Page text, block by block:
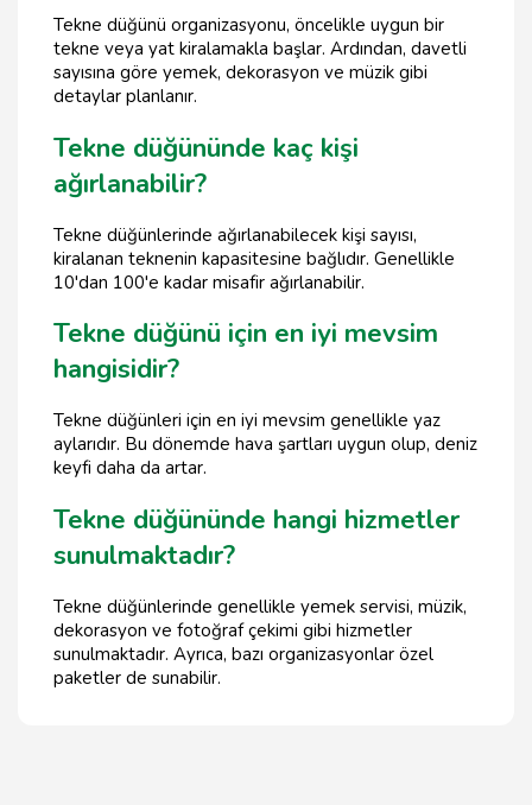
Tekne düğünü organizasyonu, öncelikle uygun bir
tekne veya yat kiralamakla başlar. Ardından, davetli
sayısına göre yemek, dekorasyon ve müzik gibi
detaylar planlanır.
Tekne düğününde kaç kişi
ağırlanabilir?
Tekne düğünlerinde ağırlanabilecek kişi sayısı,
kiralanan teknenin kapasitesine bağlıdır. Genellikle
10'dan 100'e kadar misafir ağırlanabilir.
Tekne düğünü için en iyi mevsim
hangisidir?
Tekne düğünleri için en iyi mevsim genellikle yaz
aylarıdır. Bu dönemde hava şartları uygun olup, deniz
keyfi daha da artar.
Tekne düğününde hangi hizmetler
sunulmaktadır?
Tekne düğünlerinde genellikle yemek servisi, müzik,
dekorasyon ve fotoğraf çekimi gibi hizmetler
sunulmaktadır. Ayrıca, bazı organizasyonlar özel
paketler de sunabilir.